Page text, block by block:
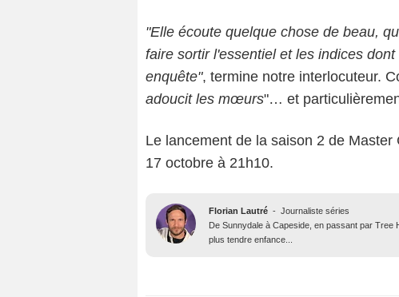
"Elle écoute quelque chose de beau,
faire sortir l'essentiel et les indices
enquête", termine notre interlocuteur.
adoucit les mœurs"… et
Le lancement de la saison 2 de
17 octobre à 21h10.
Florian Lautré - Journaliste séries
De Sunnydale à Capeside, en passant par
plus tendre enfance...